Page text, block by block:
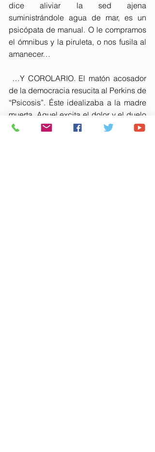
dice aliviar la sed ajena
suministrándole agua de mar, es un
psicópata de manual. O le compramos
el ómnibus y la piruleta, o nos fusila al
amanecer…
…Y COROLARIO. El matón acosador
de la democracia resucita al Perkins de
“Psicosis”. Éste idealizaba a la madre
muerta. Aquel excita el dolor y el duelo
de esta sociedad amarrada,